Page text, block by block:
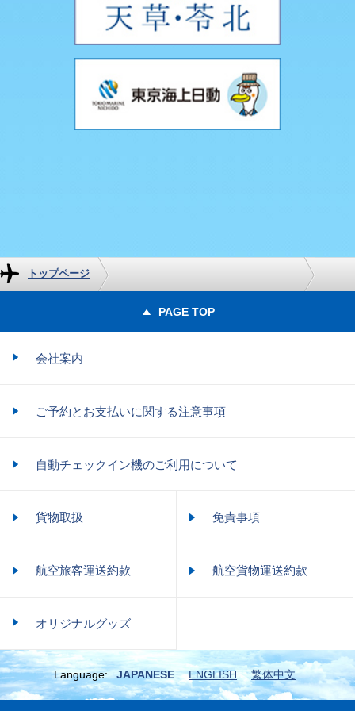
トップページ
PAGE TOP
会社案内
ご予約とお支払いに関する注意事項
自動チェックイン機のご利用について
貨物取扱 免責事項
航空旅客運送約款 航空貨物運送約款
オリジナルグッズ
Language: JAPANESE ENGLISH 繁体中文